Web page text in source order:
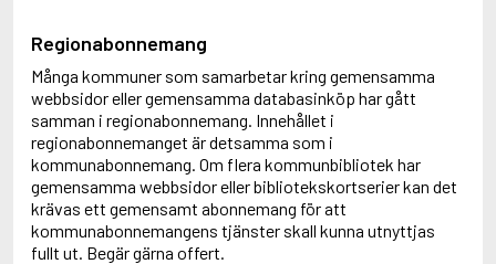
Regionabonnemang
Många kommuner som samarbetar kring gemensamma
webbsidor eller gemensamma databasinköp har gått
samman i regionabonnemang. Innehållet i
regionabonnemanget är detsamma som i
kommunabonnemang. Om flera kommunbibliotek har
gemensamma webbsidor eller bibliotekskortserier kan det
krävas ett gemensamt abonnemang för att
kommunabonnemangens tjänster skall kunna utnyttjas
fullt ut. Begär gärna offert.